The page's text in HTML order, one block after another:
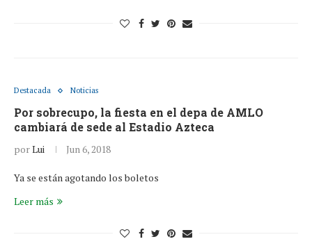
Destacada Noticias
Por sobrecupo, la fiesta en el depa de AMLO
cambiará de sede al Estadio Azteca
porLui Jun 6, 2018
Ya se están agotando los boletos
Leer más